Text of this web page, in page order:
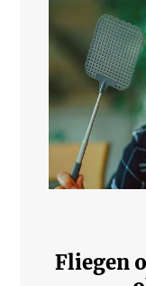
Fliegen